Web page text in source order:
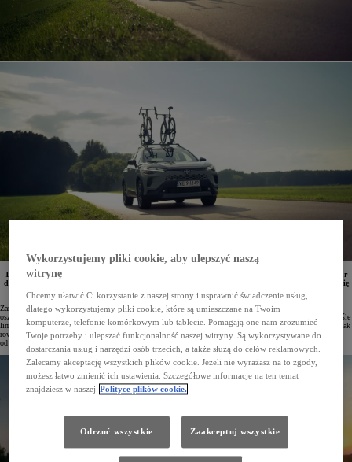
Toyota wprowadza dla Corolli TS Kombi oraz nowej Corolli Cross limitowaną wersję specjalną Tour
de Pologne. Auta w tej wyjątkowej odmianie uświetnią 82. wyścig Tour de Pologne, który odbędzie się
w dniach 4–10 sierpnia. Toyota jest oficjalnym partnerem wydarzenia.
Zarówno Corolla TS Kombi, jak i Corolla Cross w wersjach Tour de Pologne są dostępne z nowoczesnymi,
oszczędnymi napędami hybrydowymi piątej generacji – 1.8 Hybrid oraz 2.0 Hybrid. Każdy z modeli jest ściśle
limitowany do liczby 200 egzemplarzy. Klienci otrzymają również zestaw upominków Tour de Pologne (plecak
rowerowy, bidon i maskotkę Lisek), komplet kosmetyków Toyota Car Care oraz bon na zakup akcesoriów
od przewożenia rowerów.
Wykorzystujemy pliki cookie, aby ulepszyć naszą
witrynę
Chcemy ułatwić Ci korzystanie z naszej strony i usprawnić świadczenie usług,
dlatego wykorzystujemy pliki cookie, które są umieszczane na Twoim
komputerze, telefonie komórkowym lub tablecie. Pomagają one nam zrozumieć
Twoje potrzeby i ulepszać funkcjonalność naszej witryny. Są wykorzystywane do
dostarczania usług i narzędzi osób trzecich, a także służą do celów reklamowych.
Zalecamy akceptację wszystkich plików cookie. Jeżeli nie wyrażasz na to zgody,
możesz łatwo zmienić ich ustawienia. Szczegółowe informacje na ten temat
znajdziesz w naszej Polityce plików cookie.
Odrzuć wszystkie Zaakceptuj wszystkie